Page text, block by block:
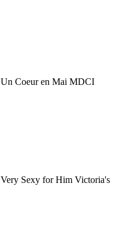
Un Coeur en Mai MDCI
Very Sexy for Him Victoria's